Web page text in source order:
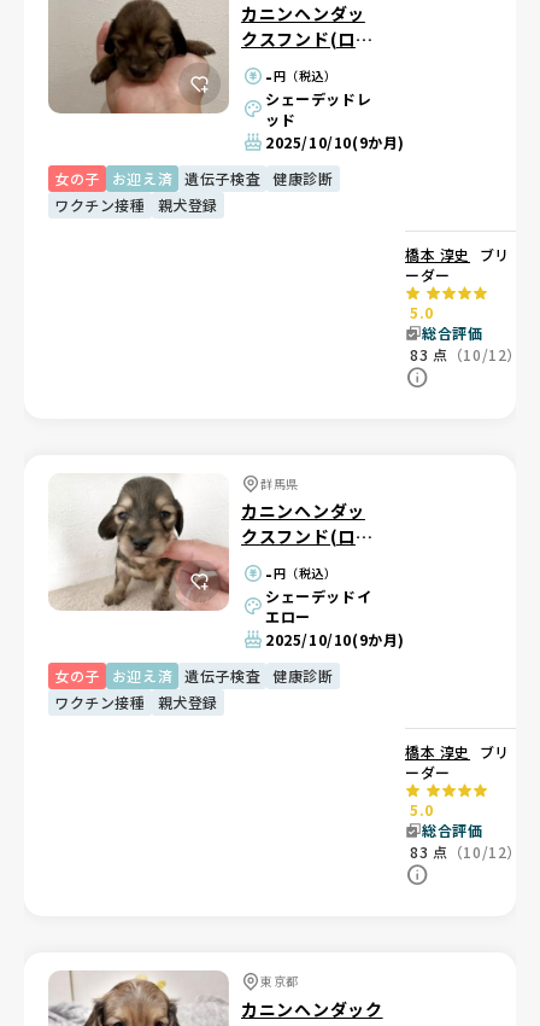
カニンヘンダッ
クスフンド(ロン
グ) -円（税込）
シェーデッドレ
ッド
2025/10/10(9か月)
女の子
お迎え済 遺伝子検査
健康診断
ワクチン接種
親犬登録
橋本 淳史
ブリ
ーダー
5.0
総合評価
83 点 （10/12）
群馬県
カニンヘンダッ
クスフンド(ロン
グ) -円（税込）
シェーデッドイ
エロー
2025/10/10(9か月)
女の子
お迎え済 遺伝子検査
健康診断
ワクチン接種
親犬登録
橋本 淳史
ブリ
ーダー
5.0
総合評価
83 点 （10/12）
東京都
カニンヘンダック